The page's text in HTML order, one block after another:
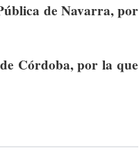
de Navarra, por
Córdoba, por la que